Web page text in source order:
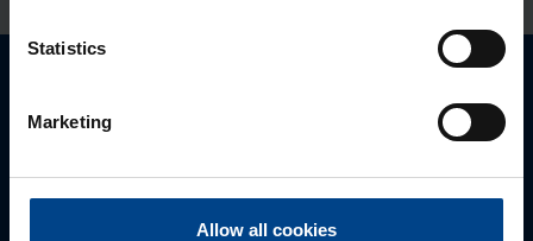
Statistics
Marketing
Allow all cookies